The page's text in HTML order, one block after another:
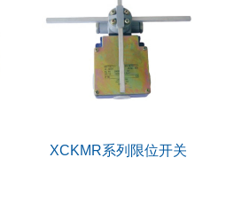
XCKMR系列限位开关